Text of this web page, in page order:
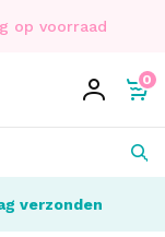
op voorraad
0
verzonden